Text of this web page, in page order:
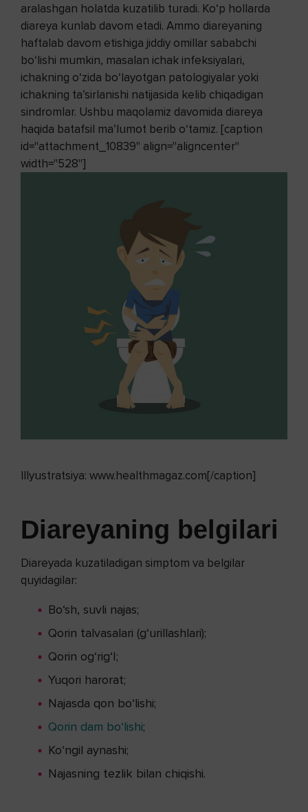
aralashgan holatda kuzatilib turadi. Ko‘p hollarda
diareya kunlab davom etadi. Ammo diareyaning
haftalab davom etishiga jiddiy omillar sababchi
bo‘lishi mumkin, masalan ichak infeksiyalari,
ichakning o‘zida bo‘layotgan patologiyalar yoki
ichakning ta’sirlanishi natijasida kelib chiqadigan
sindromlar. Ushbu maqolamiz davomida diareya
haqida batafsil ma’lumot berib o‘tamiz. [caption
id="attachment_10839" align="aligncenter"
width="528"]
Illyustratsiya: www.healthmagaz.com[/caption]
Diareyaning belgilari
Diareyada kuzatiladigan simptom va belgilar
quyidagilar:
Bo‘sh, suvli najas;
Qorin talvasalari (g‘urillashlari);
Qorin og‘rig‘I;
Yuqori harorat;
Najasda qon bo‘lishi;
Qorin dam bo‘lishi;
Ko‘ngil aynashi;
Najasning tezlik bilan chiqishi.